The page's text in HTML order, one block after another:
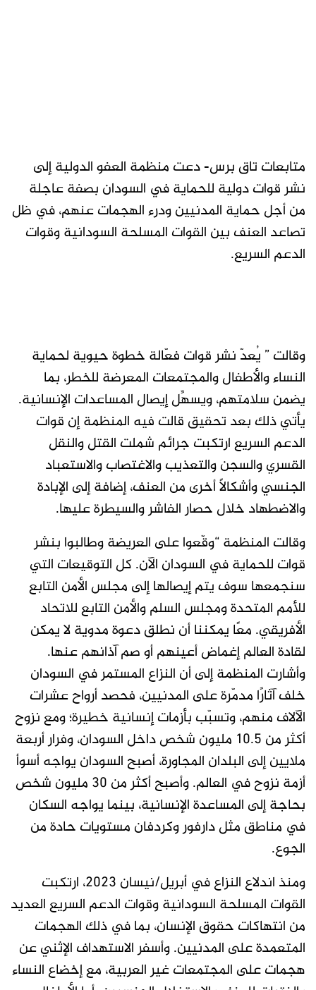
متابعات تاق برس- دعت منظمة العفو الدولية إلى
نشر قوات دولية للحماية في السودان بصفة عاجلة
من أجل حماية المدنيين ودرء الهجمات عنهم، في ظل
تصاعد العنف بين القوات المسلحة السودانية وقوات
الدعم السريع.
وقالت ” يُعدّ نشر قوات فعّالة خطوة حيوية لحماية
النساء والأطفال والمجتمعات المعرضة للخطر، بما
يضمن سلامتهم، ويسهِّل إيصال المساعدات الإنسانية.
يأتي ذلك بعد تحقيق قالت فيه المنظمة إن قوات
الدعم السريع ارتكبت جرائم شملت القتل والنقل
القسري والسجن والتعذيب والاغتصاب والاستعباد
الجنسي وأشكالاً أخرى من العنف، إضافة إلى الإبادة
والاضطهاد خلال حصار الفاشر والسيطرة عليها.
وقالت المنظمة “وقّعوا على العريضة وطالبوا بنشر
قوات للحماية في السودان الآن. كل التوقيعات التي
سنجمعها سوف يتم إيصالها إلى مجلس الأمن التابع
للأمم المتحدة ومجلس السلم والأمن التابع للاتحاد
الأفريقي. معًا يمكننا أن نطلق دعوة مدوية لا يمكن
لقادة العالم إغماض أعينهم أو صم آذانهم عنها.
وأشارت المنظمة إلى أن النزاع المستمر في السودان
خلف آثارًا مدمّرة على المدنيين، فحصد أرواح عشرات
الآلاف منهم، وتسبّب بأزمات إنسانية خطيرة؛ ومع نزوح
أكثر من 10.5 مليون شخص داخل السودان، وفرار أربعة
ملايين إلى البلدان المجاورة، أصبح السودان يواجه أسوأ
أزمة نزوح في العالم. وأصبح أكثر من 30 مليون شخص
بحاجة إلى المساعدة الإنسانية، بينما يواجه السكان
في مناطق مثل دارفور وكردفان مستويات حادة من
الجوع.
ومنذ اندلاع النزاع في أبريل/نيسان 2023، ارتكبت
القوات المسلحة السودانية وقوات الدعم السريع العديد
من انتهاكات حقوق الإنسان، بما في ذلك الهجمات
المتعمدة على المدنيين. وأسفر الاستهداف الإثني عن
هجمات على المجتمعات غير العربية، مع إخضاع النساء